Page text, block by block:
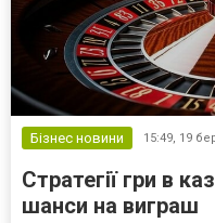
Бізнес новини 15:49, 19
Стратегії гри в
шанси на виграш